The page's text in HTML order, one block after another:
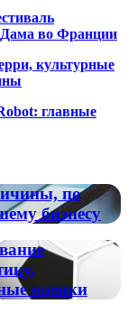
Дама во Франции
культурные
главные
по
бизнесу
оценки